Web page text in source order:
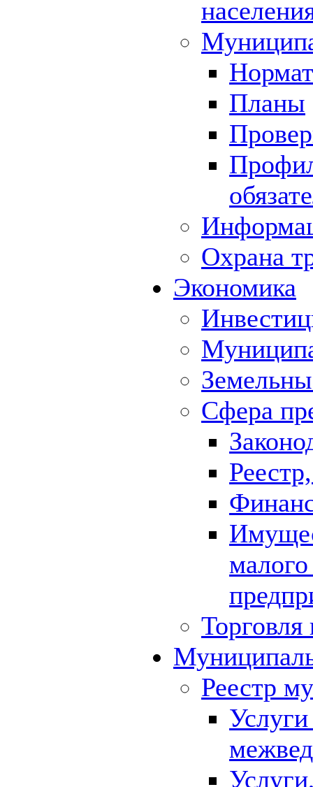
Планы
Охрана
Экономика
Сфера
Торговля
Реестр